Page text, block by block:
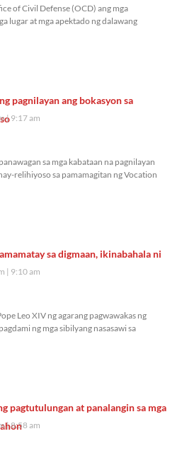
of Civil Defense (OCD) ang mga
lugar at mga apektado ng dalawang
pagnilayan ang bokasyon sa
9:17 am
sa mga kabataan na pagnilayan
relihiyoso sa pamamagitan ng Vocation
sa digmaan, ikinabahala ni
9:10 am
Leo XIV ng agarang pagwawakas ng
ng mga sibilyang nasasawi sa
pagtutulungan at panalangin sa mga
8:58 am